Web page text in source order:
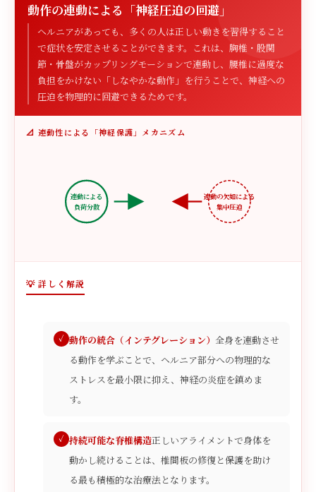
動作の連動による「神経圧迫の回避」
ヘルニアがあっても、多くの人は正しい動きを習得すること
で症状を安定させることができます。これは、胸椎・股関
節・骨盤がカップリングモーションで連動し、腰椎に過度な
負担をかけない「しなやかな動作」を行うことで、神経への
圧迫を物理的に回避できるためです。
📐 連動性による「神経保護」メカニズム
連動による
負荷分散
連動の欠如による
集中圧迫
💡 詳しく解説
動作の統合（インテグレーション） 全身を連動させ
る動作を学ぶことで、ヘルニア部分への物理的な
ストレスを最小限に抑え、神経の炎症を鎮めま
す。
持続可能な脊椎構造正しいアライメントで身体を
動かし続けることは、椎間板の修復と保護を助け
る最も積極的な治療法となります。